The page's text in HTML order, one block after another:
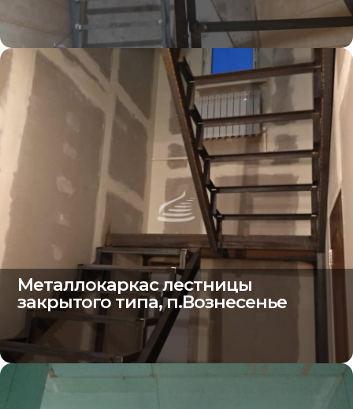
Металлокаркас лестницы
закрытого типа, п.Вознесенье